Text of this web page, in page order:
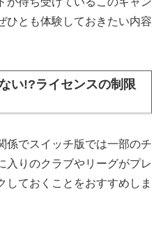
ひとも体験しておきたい内容
い!?ライセンスの制限
係でスイッチ版では一部のチ
入りのクラブやリーグがプレ
しておくことをおすすめしま